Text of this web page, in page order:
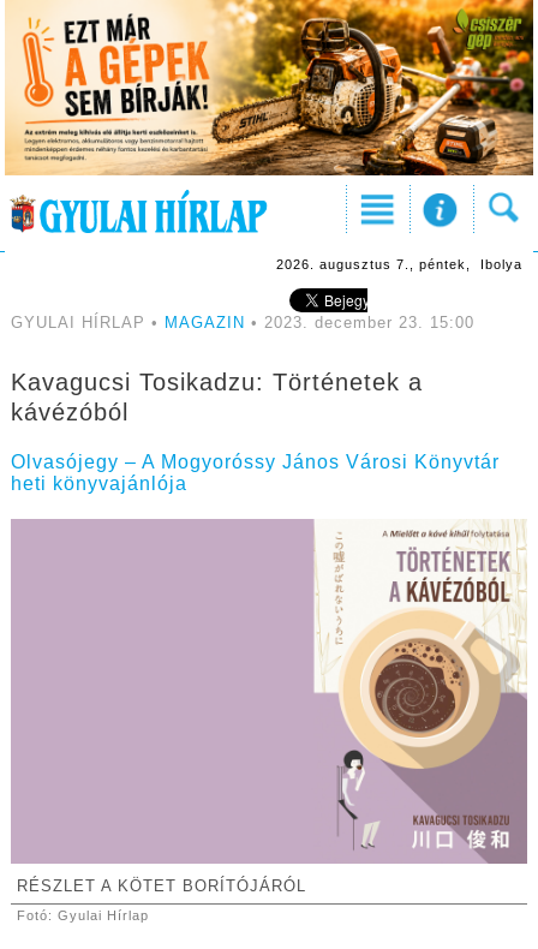
2026. augusztus 7., péntek, Ibolya
GYULAI HÍRLAP • MAGAZIN • 2023. december 23. 15:00
Kavagucsi Tosikadzu: Történetek a
kávézóból
Olvasójegy – A Mogyoróssy János Városi Könyvtár
heti könyvajánlója
RÉSZLET A KÖTET BORÍTÓJÁRÓL
Fotó: Gyulai Hírlap